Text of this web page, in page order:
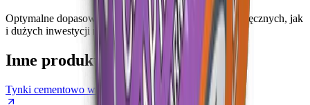
Optymalne dopasowanie zarówno do mniejszych prac ręcznych, jak
i dużych inwestycji realizowanych maszynowo.
Inne produkty z tej kategorii
Tynki cementowo wapienne